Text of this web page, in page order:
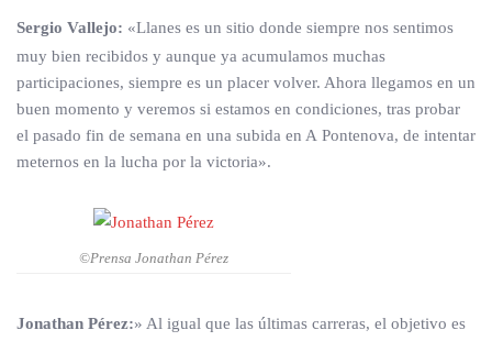
Sergio Vallejo: «Llanes es un sitio donde siempre nos sentimos
muy bien recibidos y aunque ya acumulamos muchas
participaciones, siempre es un placer volver. Ahora llegamos en un
buen momento y veremos si estamos en condiciones, tras probar
el pasado fin de semana en una subida en A Pontenova, de intentar
meternos en la lucha por la victoria».
©Prensa Jonathan Pérez
Jonathan Pérez:» Al igual que las últimas carreras, el objetivo es